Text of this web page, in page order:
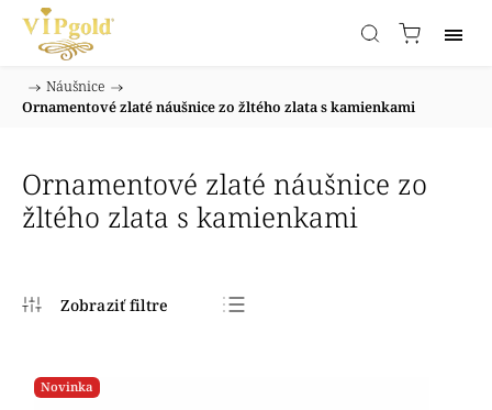
Domov
/ Náušnice /
Ornamentové zlaté náušnice zo žltého zlata s kamienkami
Ornamentové zlaté náušnice zo
žltého zlata s kamienkami
Novinka